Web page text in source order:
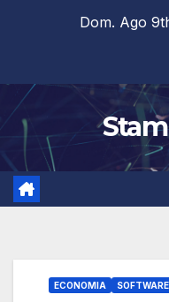
Dom. Ago
ECONOMIA SOFTWARE